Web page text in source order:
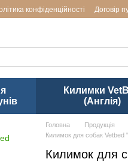
конфіденційності Договір
Килимки
(Англія)
Головна Продукція
Килимок для собак Vetbed
Килимок для